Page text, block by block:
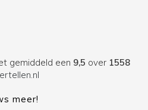
gemiddeld een 9,5 over 1558
meer!